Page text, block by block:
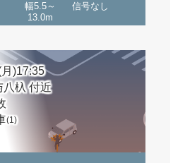
幅5.5～
13.0m
信号なし
)17:35
八杁 付近
(1)